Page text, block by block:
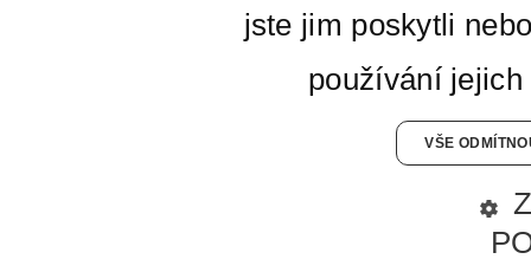
jste jim poskytli
používání
VŠE